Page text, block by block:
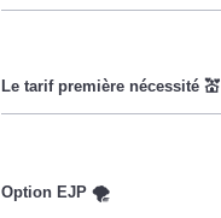
réduire sa facture